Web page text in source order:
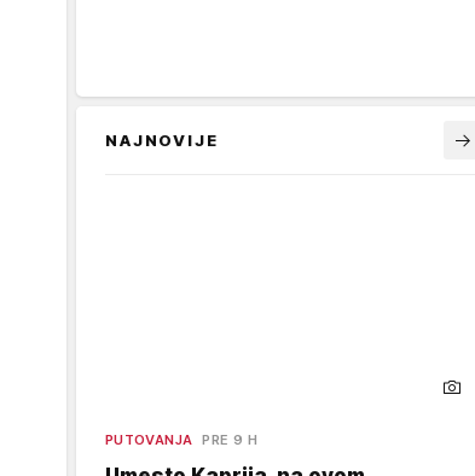
NAJNOVIJE
PUTOVANJA PRE 9 H